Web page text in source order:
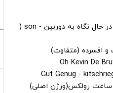
دانلود قالب مرد سیاه پوست در حال نگاه به دوربین - son (
و افسرده (متفاوت)
ساعت رولکس(ورژن اصلی)